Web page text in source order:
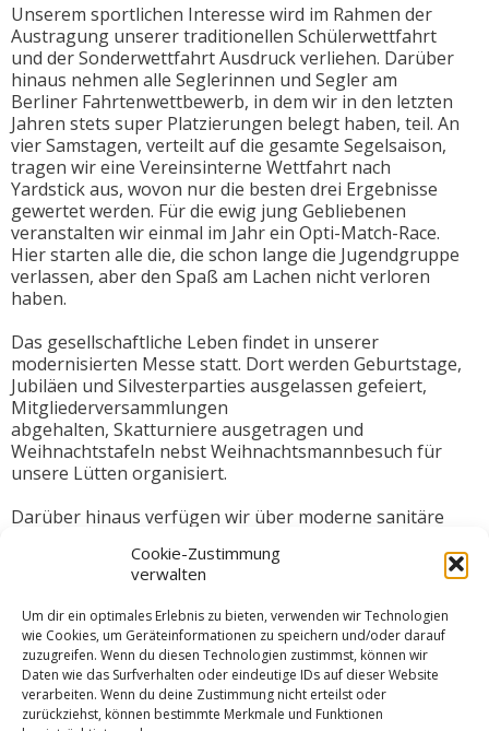
Cookie-Zustimmung
verwalten
Um dir ein optimales Erlebnis zu bieten, verwenden wir Technologien
wie Cookies, um Geräteinformationen zu speichern und/oder darauf
zuzugreifen. Wenn du diesen Technologien zustimmst, können wir
Daten wie das Surfverhalten oder eindeutige IDs auf dieser Website
verarbeiten. Wenn du deine Zustimmung nicht erteilst oder
zurückziehst, können bestimmte Merkmale und Funktionen
Unserem sportlichen Interesse wird im Rahmen der
Austragung unserer traditionellen Schülerwettfahrt
und der Sonderwettfahrt Ausdruck verliehen. Darüber
hinaus nehmen alle Seglerinnen und Segler am
Berliner Fahrtenwettbewerb, in dem wir in den letzten
Jahren stets super Platzierungen belegt haben, teil. An
vier Samstagen, verteilt auf die gesamte Segelsaison,
tragen wir eine Vereinsinterne Wettfahrt nach
Yardstick aus, wovon nur die besten drei Ergebnisse
gewertet werden. Für die ewig jung Gebliebenen
veranstalten wir einmal im Jahr ein Opti-Match-Race.
Hier starten alle die, die schon lange die Jugendgruppe
verlassen, aber den Spaß am Lachen nicht verloren
haben.
Das gesellschaftliche Leben findet in unserer
modernisierten Messe statt. Dort werden Geburtstage,
Jubiläen und Silvesterparties ausgelassen gefeiert,
Mitgliederversammlungen
abgehalten, Skatturniere ausgetragen und
Weihnachtstafeln nebst Weihnachtsmannbesuch für
unsere Lütten organisiert.
Darüber hinaus verfügen wir über moderne sanitäre
separaten Duschen.
Die Jugend hat ein eigenes Domizil – unser
Jugendhaus. Es ist einem alten Kanubootshaus
entsprungen und bietet unserem Nachwuchs separate
Umkleideräume, einen Gemeinschaftsraum und einen
Theorieraum. Vereinzelt kann dort auch genächtigt
werden. Im Rahmen der Trainingsmaßnahmen nutzen